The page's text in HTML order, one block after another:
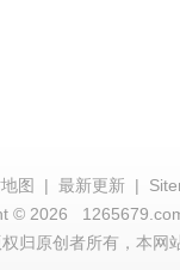
图 | 最新更新 |
© 2026
归原创者所有，本网